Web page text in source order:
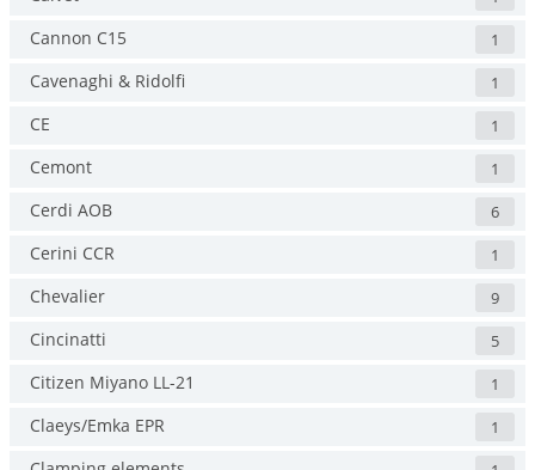
Cannon C15 1
Cavenaghi & Ridolfi 1
CE 1
Cemont 1
Cerdi AOB 6
Cerini CCR 1
Chevalier 9
Cincinatti 5
Citizen Miyano LL-21 1
Claeys/Emka EPR 1